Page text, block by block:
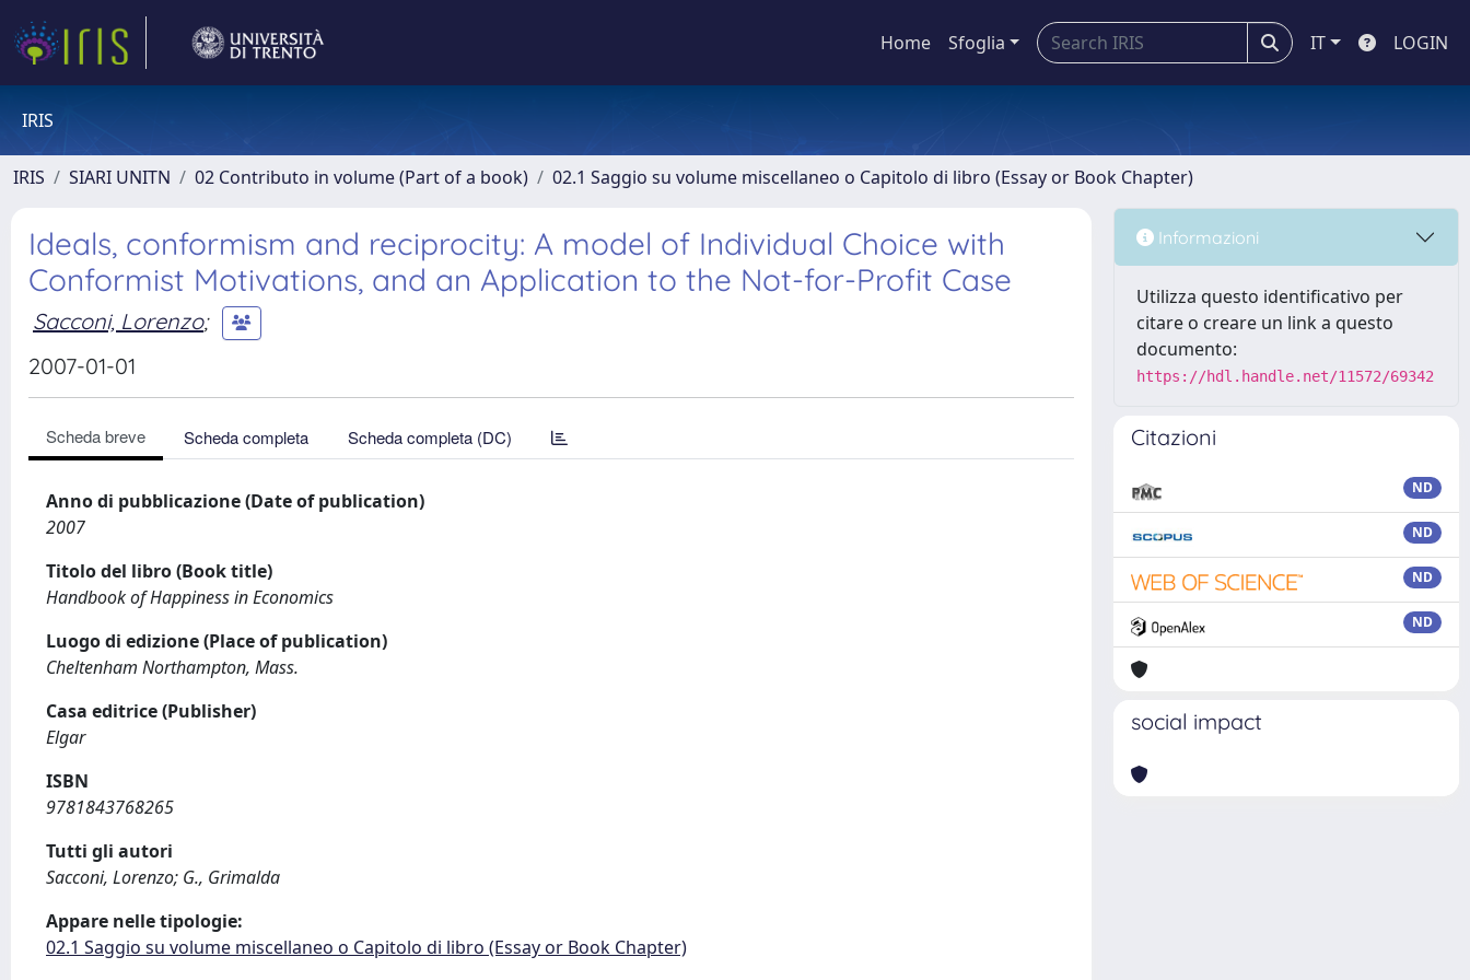
Home Sfoglia IT LOGIN
IRIS
IRIS SIARI UNITN 02 Contributo in volume (Part of a book) 02.1 Saggio su volume miscellaneo o Capitolo di libro (Essay or Book Chapter)
Ideals, conformism and reciprocity: A model of Individual Choice with
Conformist Motivations, and an Application to the Not-for-Profit Case
Sacconi, Lorenzo;
2007-01-01
Scheda breve Scheda completa Scheda completa (DC)
Anno di pubblicazione (Date of publication)
2007
Titolo del libro (Book title)
Handbook of Happiness in Economics
Luogo di edizione (Place of publication)
Cheltenham Northampton, Mass.
Casa editrice (Publisher)
Elgar
ISBN
9781843768265
Tutti gli autori
Sacconi, Lorenzo; G., Grimalda
Appare nelle tipologie:
02.1 Saggio su volume miscellaneo o Capitolo di libro (Essay or Book Chapter)
Informazioni
Utilizza questo identificativo per
citare o creare un link a questo
documento:
https://hdl.handle.net/11572/69342
Citazioni
ND
ND
ND
ND
social impact